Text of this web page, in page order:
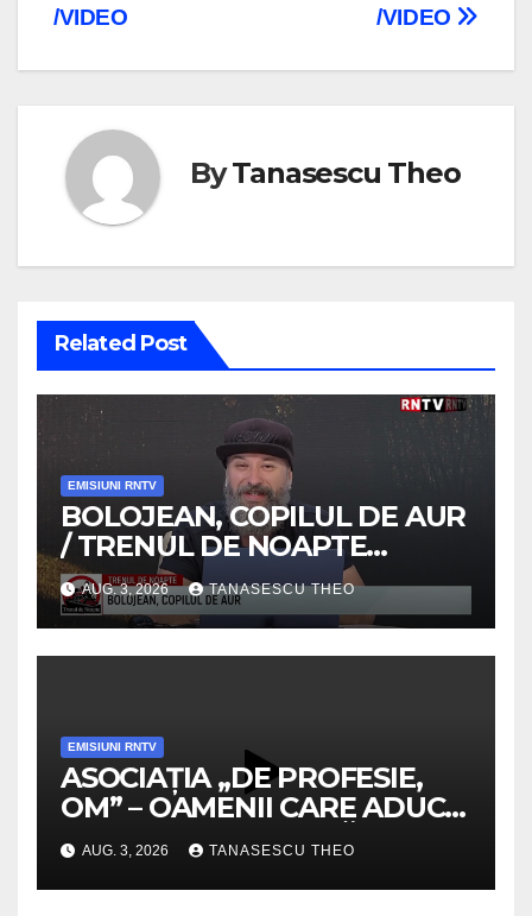
/VIDEO
/VIDEO
ByTanasescu Theo
Related Post
EMISIUNI RNTV
BOLOJEAN, COPILUL DE AUR
/ TRENUL DE NOAPTE
/VIDEO
AUG. 3, 2026 TANASESCU THEO
EMISIUNI RNTV
ASOCIAȚIA „DE PROFESIE,
OM” – OAMENII CARE ADUC
VALOARE COMUNITĂȚII /
SECRETELE SUCCESULUI
/VIDEO
AUG. 3, 2026 TANASESCU THEO